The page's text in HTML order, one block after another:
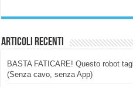
Articoli Recenti
BASTA FATICARE! Questo robot
(Senza cavo, senza App)